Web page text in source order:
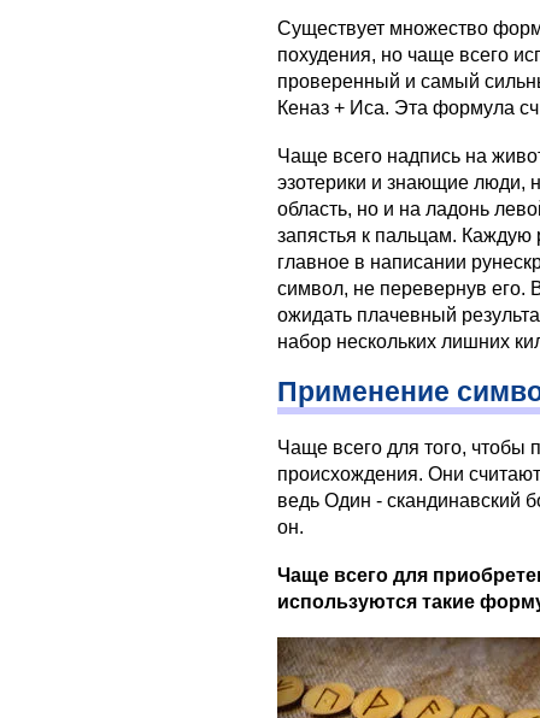
Существует множество
похудения, но чаще всего
проверенный и самый
Кеназ + Иса. Эта формула
Чаще всего надпись на
эзотерики и знающие люди,
область, но и на ладонь
запястья к пальцам. Каждую
главное в написании
символ, не перевернув его.
ожидать плачевный
набор нескольких лишних
Применение
Чаще всего для того, чтобы
происхождения. Они
ведь Один - скандинавский
он.
Чаще всего для
используются такие